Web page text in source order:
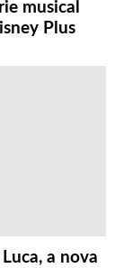
musical
Plus
a nova